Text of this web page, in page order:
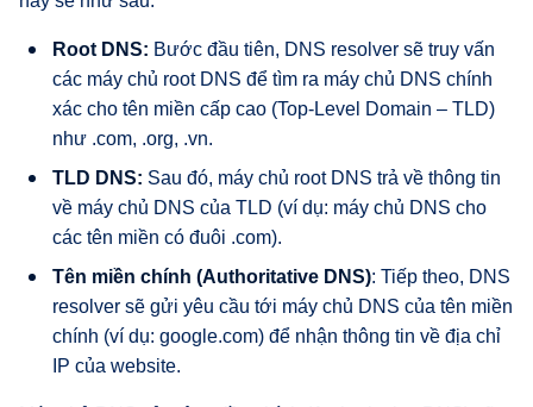
Root DNS: Bước đầu tiên, DNS resolver sẽ truy vấn
các máy chủ root DNS để tìm ra máy chủ DNS chính
xác cho tên miền cấp cao (Top-Level Domain – TLD)
như .com, .org, .vn.
TLD DNS: Sau đó, máy chủ root DNS trả về thông tin
về máy chủ DNS của TLD (ví dụ: máy chủ DNS cho
các tên miền có đuôi .com).
Tên miền chính (Authoritative DNS): Tiếp theo, DNS
resolver sẽ gửi yêu cầu tới máy chủ DNS của tên miền
chính (ví dụ: google.com) để nhận thông tin về địa chỉ
IP của website.